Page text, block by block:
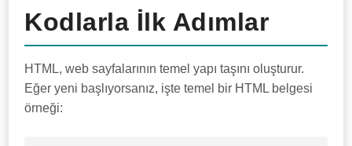
Kodlarla İlk Adımlar
HTML, web sayfalarının temel yapı taşını oluşturur.
Eğer yeni başlıyorsanız, işte temel bir HTML belgesi
örneği: